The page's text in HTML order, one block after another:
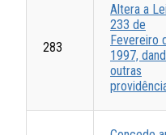
283
Altera a
233 de
Fevereiro
1997,
outras